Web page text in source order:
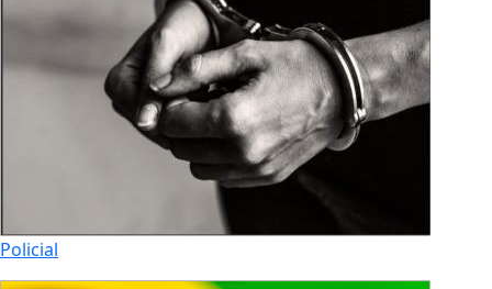
Policial